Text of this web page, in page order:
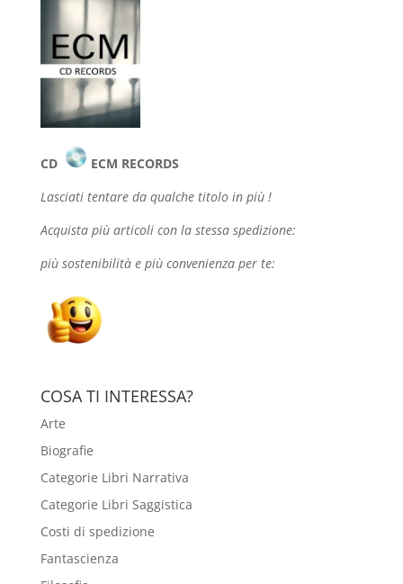
CD
ECM RECORDS
Lasciati tentare da qualche titolo in più !
Acquista più articoli con la stessa spedizione:
più sostenibilità e più convenienza per te:
COSA TI INTERESSA?
Arte
Biografie
Categorie Libri Narrativa
Categorie Libri Saggistica
Costi di spedizione
Fantascienza